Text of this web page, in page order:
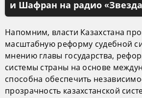
и Шафран на радио
Напомним, власти Казахстана
масштабную реформу судебной
мнению главы государства,
системы страны на основе
способна обеспечить
прозрачность казахстанской